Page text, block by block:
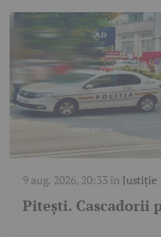
9 aug. 2026, 20:33în Justiție
Pitești. Cascadorii